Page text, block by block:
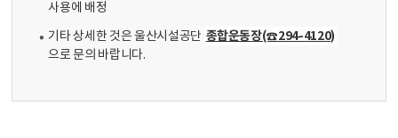
사용에 배정
기타 상세한 것은 울산시설공단 종합운동장(☎294-4120)
으로 문의 바랍니다.